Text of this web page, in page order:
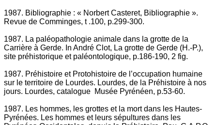
1987. Bibliographie : « Norbert Casteret, Bibliographie ».
Revue de Comminges, t .100, p.299-300.
1987. La paléopathologie animale dans la grotte de la
Carrière à Gerde. In André Clot, La grotte de Gerde (H.-P.),
site préhistorique et paléontologique, p.186-190, 2 fig.
1987. Préhistoire et Protohistoire de l’occupation humaine
sur le territoire de Lourdes. Lourdes, de la Préhistoire à nos
jours. Lourdes, catalogue Musée Pyrénéen, p.53-60.
1987. Les hommes, les grottes et la mort dans les Hautes-
Pyrénées. Les hommes et leurs sépultures dans les